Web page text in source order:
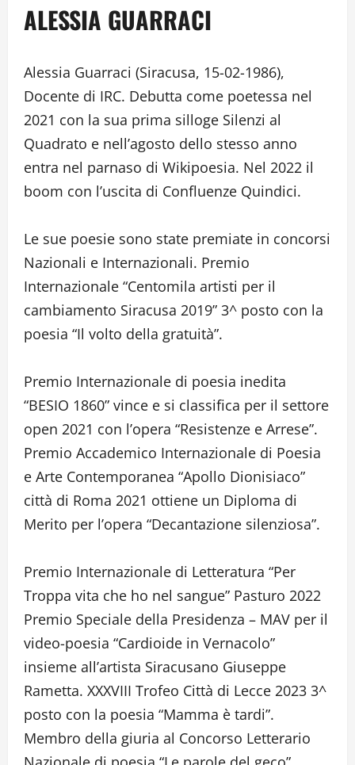
ALESSIA GUARRACI
Alessia Guarraci (Siracusa, 15-02-1986),
Docente di IRC. Debutta come poetessa nel
2021 con la sua prima silloge Silenzi al
Quadrato e nell’agosto dello stesso anno
entra nel parnaso di Wikipoesia. Nel 2022 il
boom con l’uscita di Confluenze Quindici.
Le sue poesie sono state premiate in concorsi
Nazionali e Internazionali. Premio
Internazionale “Centomila artisti per il
cambiamento Siracusa 2019” 3^ posto con la
poesia “Il volto della gratuità”.
Premio Internazionale di poesia inedita
“BESIO 1860” vince e si classifica per il settore
open 2021 con l’opera “Resistenze e Arrese”.
Premio Accademico Internazionale di Poesia
e Arte Contemporanea “Apollo Dionisiaco”
città di Roma 2021 ottiene un Diploma di
Merito per l’opera “Decantazione silenziosa”.
Premio Internazionale di Letteratura “Per
Troppa vita che ho nel sangue” Pasturo 2022
Premio Speciale della Presidenza – MAV per il
video-poesia “Cardioide in Vernacolo”
insieme all’artista Siracusano Giuseppe
Rametta. XXXVIII Trofeo Città di Lecce 2023 3^
posto con la poesia “Mamma è tardi”.
Membro della giuria al Concorso Letterario